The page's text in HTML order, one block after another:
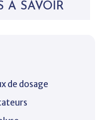
À SAVOIR
de dosage